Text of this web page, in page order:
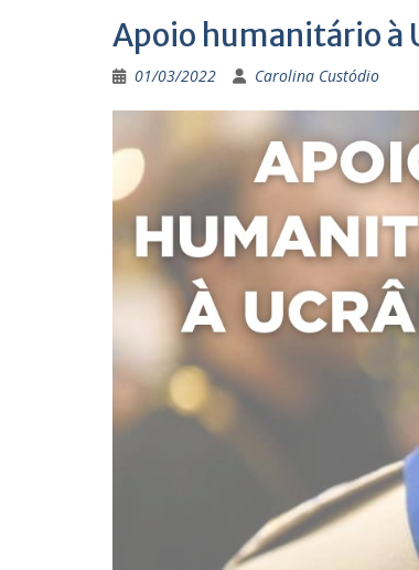
Apoio humanitário à
01/03/2022 Carolina Custódio